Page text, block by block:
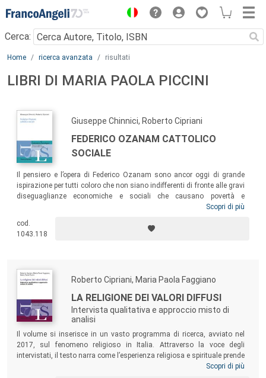
Menu
Cerca:
Main content
Home ricerca avanzata risultati
LIBRI DI MARIA PAOLA PICCINI
Giuseppe Chinnici, Roberto Cipriani
FEDERICO OZANAM CATTOLICO
SOCIALE
Il pensiero e l’opera di Federico Ozanam sono ancor oggi di grande
ispirazione per tutti coloro che non siano indifferenti di fronte alle gravi
diseguaglianze economiche e sociali che causano povertà e
sofferenza. La figura di Ozanam continua a essere un punto di
da un’evidente matrice d’ispirazione cristiana in generale e cattolica in
particolare, tanto da permettere di collocare il suo pensiero pienamente
Scopri di più
cod.
1043.118
Roberto Cipriani, Maria Paola Faggiano
LA RELIGIONE DEI VALORI DIFFUSI
Intervista qualitativa e approccio misto di
analisi
Il volume si inserisce in un vasto programma di ricerca, avviato nel
2017, sul fenomeno religioso in Italia. Attraverso la voce degli
intervistati, il testo narra come l’esperienza religiosa e spirituale prende
forma nella vita quotidiana e si declina in una pluralità di espressioni,
Scopri di più